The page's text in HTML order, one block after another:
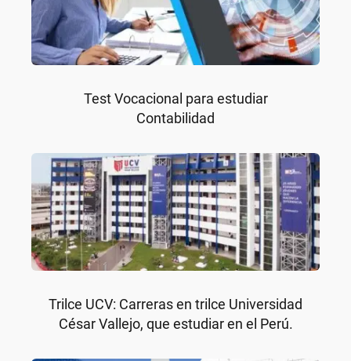
Test Vocacional para estudiar
Contabilidad
Trilce UCV: Carreras en trilce Universidad
César Vallejo, que estudiar en el Perú.